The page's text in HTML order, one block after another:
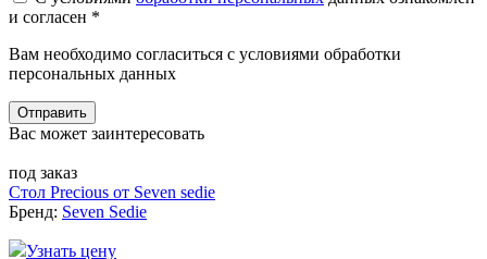
и согласен *
Вам необходимо согласиться с условиями обработки
персональных данных
Отправить
Вас может заинтересовать
под заказ
Стол Precious от Seven sedie
Бренд: Seven Sedie
Узнать цену